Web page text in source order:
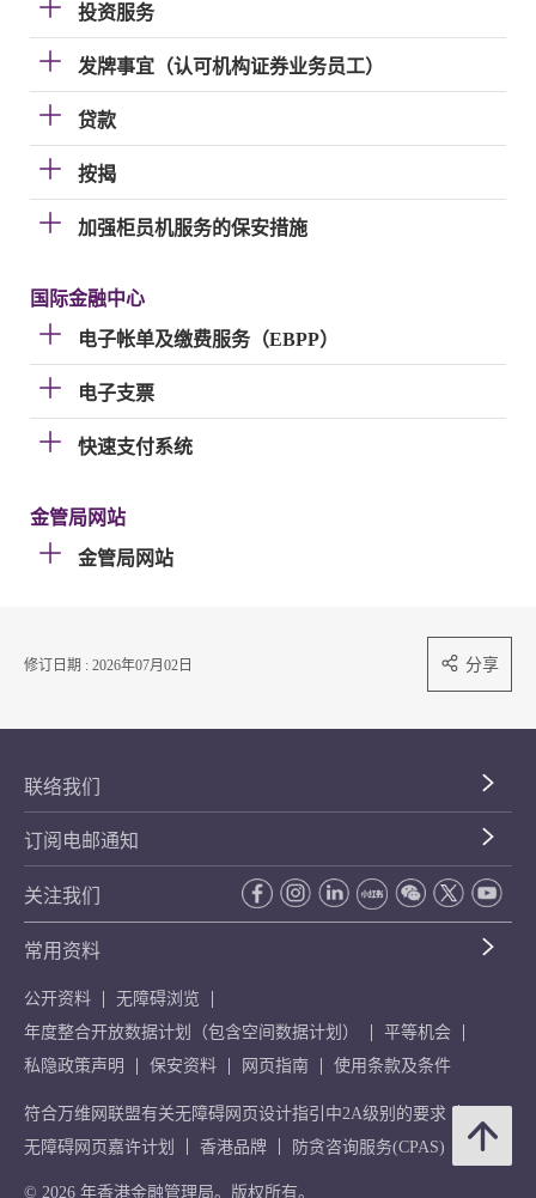
投资服务
发牌事宜（认可机构证券业务员工）
贷款
按揭
加强柜员机服务的保安措施
国际金融中心
电子帐单及缴费服务（EBPP）
电子支票
快速支付系统
金管局网站
金管局网站
修订日期 : 2026年07月02日 分享
联络我们
订阅电邮通知
关注我们
常用资料
公开资料
无障碍浏览
年度整合开放数据计划（包含空间数据计划）
平等机会
私隐政策声明
保安资料 网页指南 使用条款及条件
符合万维网联盟有关无障碍网页设计指引中2A级别的要求
无障碍网页嘉许计划
香港品牌 防贪咨询服务(CPAS)
© 2026 年香港金融管理局。版权所有。